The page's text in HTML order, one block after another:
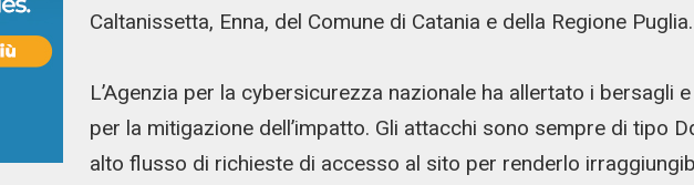
Caltanissetta, Enna, del Comune di Catania e della Regione Puglia.
L’Agenzia per la cybersicurezza nazionale ha allertato i bersagli
per la mitigazione dell’impatto. Gli attacchi sono sempre di tipo
alto flusso di richieste di accesso al sito per renderlo